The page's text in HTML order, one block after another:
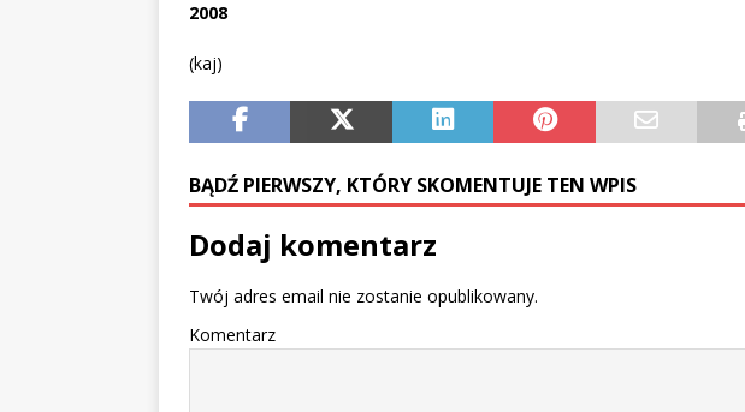
2008
(kaj)
BĄDŹ PIERWSZY, KTÓRY SKOMENTUJE TEN WPIS
Dodaj komentarz
Twój adres email nie zostanie opublikowany.
Komentarz